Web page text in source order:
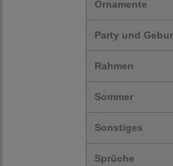
Ornamente
Party und
Rahmen
Sommer
Sonstiges
Sprüche